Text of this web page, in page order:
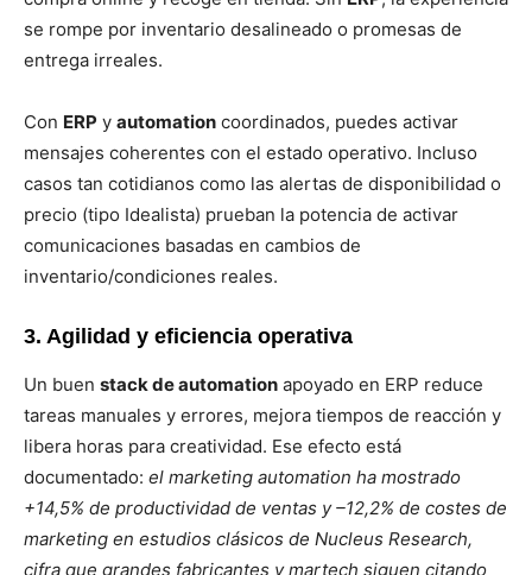
se rompe por inventario desalineado o promesas de
entrega irreales.
Con ERP y automation coordinados, puedes activar
mensajes coherentes con el estado operativo. Incluso
casos tan cotidianos como las alertas de disponibilidad o
precio (tipo Idealista) prueban la potencia de activar
comunicaciones basadas en cambios de
inventario/condiciones reales.
3. Agilidad y eficiencia operativa
Un buen stack de automation apoyado en ERP reduce
tareas manuales y errores, mejora tiempos de reacción y
libera horas para creatividad. Ese efecto está
documentado: el marketing automation ha mostrado
+14,5% de productividad de ventas y –12,2% de costes de
marketing en estudios clásicos de Nucleus Research,
cifra que grandes fabricantes y martech siguen citando